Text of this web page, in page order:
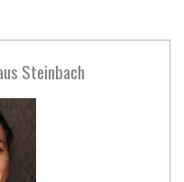
Steinbach